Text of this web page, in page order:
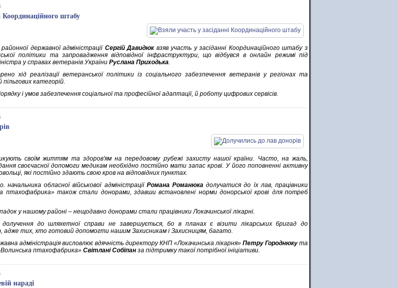
Координаційного штабу
державної адміністрації Сергій Давидюквзяв участь у засіданні Координаційного штабу з
політики та запровадження відповідної інфраструктури, що відбувся в онлайн режимі під
у справах ветеранів України Руслана Приходька.
хід реалізації ветеранської політики із соціального забезпечення ветеранів у регіонах та
пільгових категорій.
і умов забезпечення соціальної та професійної адаптації, й роботу цифрових сервісів.
своїм життям та здоров'ям на передовому рубежі захисту нашої країни. Часто, на жаль,
своєчасної допомоги медикам необхідно постійно мати запас крові. У його поповненні активну
які постійно здають свою кров на відповідних пунктах.
начальника обласної військової адміністрації Романа Романюкадолучатися до їх лав, працівники
птахофабрика» також стали донорами, здавши встановлені норми донорської крові для потреб
у нашому районі – нещодавно донорами стали працівники Локачинської лікарні.
долучення до шляхетної справи не завершується, бо в планах є візити лікарських бригад до
адже тих, хто готовий допомогти нашим Захисникам і Захисницям, багато.
адміністрація висловлює вдячність директору КНП «Локачинська лікарня» Петру Городнюку та
птахофабрика» Світлані Собіпан за підтримку такої потрібної ініціативи.
нараді